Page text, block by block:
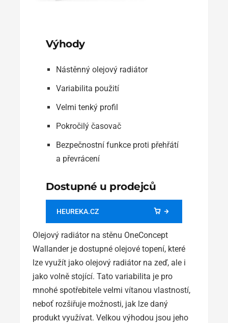
Výhody
Nástěnný olejový radiátor
Variabilita použití
Velmi tenký profil
Pokročilý časovač
Bezpečnostní funkce proti přehřátí
a převrácení
Dostupné u prodejců
HEUREKA.CZ
Olejový radiátor na stěnu OneConcept
Wallander je dostupné olejové topení, které
lze využít jako olejový radiátor na zeď, ale i
jako volně stojící. Tato variabilita je pro
mnohé spotřebitele velmi vítanou vlastností,
neboť rozšiřuje možnosti, jak lze daný
produkt využívat. Velkou výhodou jsou jeho